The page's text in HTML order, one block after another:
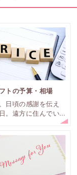
トの予算・相場
日頃の感謝を伝え
。遠方に住んでい
じることもありま
んな時、感謝の気
て贈り物をするこ
です。